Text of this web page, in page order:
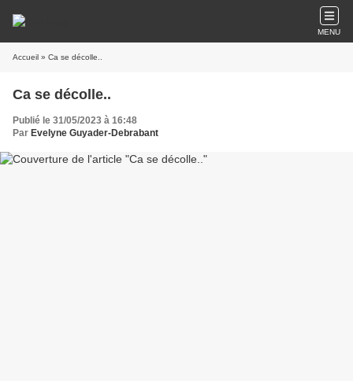
MENU
Accueil » Ca se décolle..
Ca se décolle..
Publié le 31/05/2023 à 16:48
Par Evelyne Guyader-Debrabant